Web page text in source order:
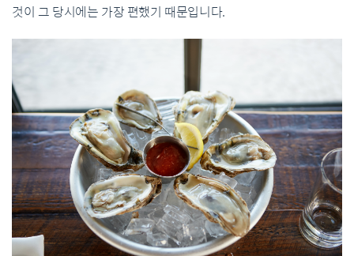
것이 그 당시에는 가장 편했기 때문입니다.